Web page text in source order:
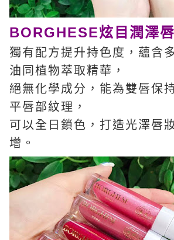
BORGHESE炫目潤澤
獨有配方提升持色度，蘊含
油同植物萃取精華，
絕無化學成分，能為雙唇保
平唇部紋理，
可以全日鎖色，打造光澤唇
增。